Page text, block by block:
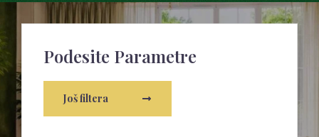
Podesite Parametre
Još filtera